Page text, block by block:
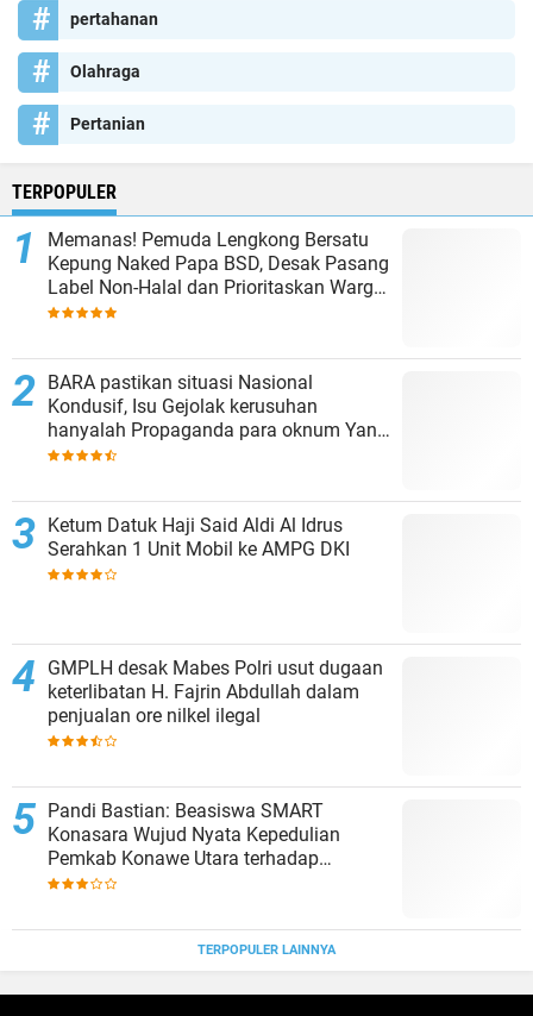
pertahanan
Olahraga
Pertanian
TERPOPULER
Memanas! Pemuda Lengkong Bersatu
Kepung Naked Papa BSD, Desak Pasang
Label Non-Halal dan Prioritaskan Warga
Lokal
BARA pastikan situasi Nasional
Kondusif, Isu Gejolak kerusuhan
hanyalah Propaganda para oknum Yang
tidak cinta NKRI!!!
Ketum Datuk Haji Said Aldi Al Idrus
Serahkan 1 Unit Mobil ke AMPG DKI
GMPLH desak Mabes Polri usut dugaan
keterlibatan H. Fajrin Abdullah dalam
penjualan ore nilkel ilegal
Pandi Bastian: Beasiswa SMART
Konasara Wujud Nyata Kepedulian
Pemkab Konawe Utara terhadap
Pendidikan
TERPOPULER LAINNYA